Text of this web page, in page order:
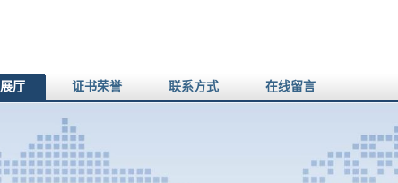
厅 证书荣誉 联系方式 在线留言